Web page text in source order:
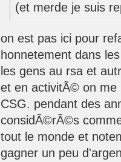
(et merde je suis
on est pas ici pour
honnetement dans
les gens au rsa et
et en activitÃ© on me
CSG. pendant des
considÃ©rÃ©s
tout le monde et
gagner un peu